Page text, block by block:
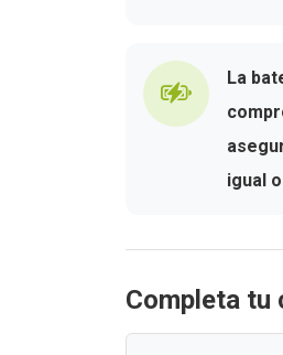
La
igual
Completa tu